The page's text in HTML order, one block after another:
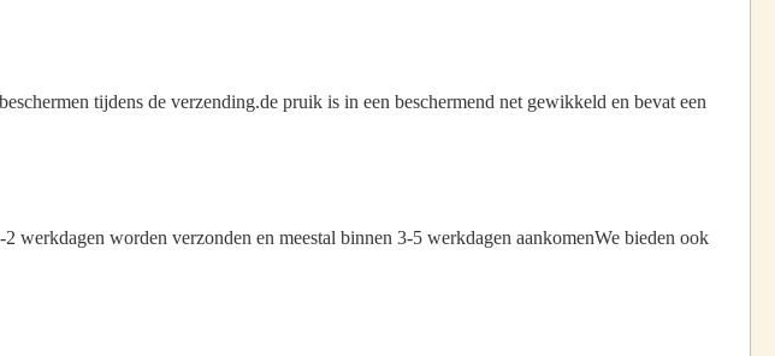
tijdens de verzending.de pruik is in een beschermend net gewikkeld en bevat een
werkdagen worden verzonden en meestal binnen 3-5 werkdagen aankomenWe bieden ook